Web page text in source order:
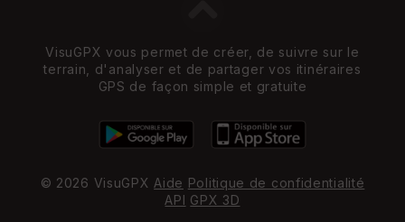
VisuGPX vous permet de créer, de suivre sur le
terrain, d'analyser et de partager vos itinéraires
GPS de façon simple et gratuite
© 2026 VisuGPX Aide Politique de confidentialité
API GPX 3D